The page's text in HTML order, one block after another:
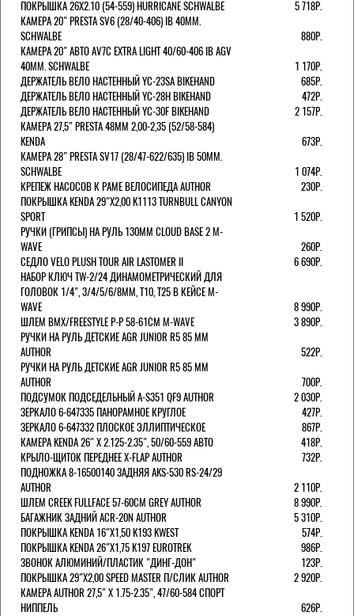
ПОКРЫШКА 26X2.10 (54-559) HURRICANE SCHWALBE
5 718Р.
КАМЕРА 20" PRESTA SV6 (28/40-406) IB 40MM.
SCHWALBE
880Р.
КАМЕРА 20" АВТО AV7C EXTRA LIGHT 40/60-406 IB AGV
40MM. SCHWALBE
1 170Р.
ДЕРЖАТЕЛЬ ВЕЛО НАСТЕННЫЙ YC-23SA BIKEHAND
685Р.
ДЕРЖАТЕЛЬ ВЕЛО НАСТЕННЫЙ YC-28H BIKEHAND
472Р.
ДЕРЖАТЕЛЬ ВЕЛО НАСТЕННЫЙ YC-30F BIKEHAND
2 157Р.
КАМЕРА 27,5" PRESTA 48ММ 2,00-2,35 (52/58-584)
KENDA
673Р.
КАМЕРА 28" PRESTA SV17 (28/47-622/635) IB 50MM.
SCHWALBE
1 074Р.
КРЕПЕЖ НАСОСОВ К РАМЕ ВЕЛОСИПЕДА AUTHOR
230Р.
ПОКРЫШКА KENDA 29"Х2,00 K1113 TURNBULL CANYON
SPORT
1 520Р.
РУЧКИ (ГРИПСЫ) НА РУЛЬ 130ММ CLOUD BASE 2 M-
WAVE
260Р.
СЕДЛО VELO PLUSH TOUR AIR LASTOMER II
6 690Р.
НАБОР КЛЮЧ TW-2/24 ДИНАМОМЕТРИЧЕСКИЙ ДЛЯ
ГОЛОВОК 1/4", 3/4/5/6/8ММ, T10, T25 В КЕЙСЕ M-
WAVE
8 990Р.
ШЛЕМ ВМХ/FREESTYLE Р-Р 58-61СМ M-WAVE
3 890Р.
РУЧКИ НА РУЛЬ ДЕТСКИЕ AGR JUNIOR R5 85 ММ
AUTHOR
522Р.
РУЧКИ НА РУЛЬ ДЕТСКИЕ AGR JUNIOR R5 85 ММ
AUTHOR
700Р.
ПОДСУМОК ПОДСЕДЕЛЬНЫЙ A-S351 QF9 AUTHOR
2 030Р.
ЗЕРКАЛО 6-647335 ПАНОРАМНОЕ КРУГЛОЕ
427Р.
ЗЕРКАЛО 6-647332 ПЛОСКОЕ ЭЛЛИПТИЧЕСКОЕ
867Р.
КАМЕРА KENDA 26" Х 2.125-2.35", 50/60-559 АВТО
418Р.
КРЫЛО-ЩИТОК ПЕРЕДНЕЕ X-FLAP AUTHOR
732Р.
ПОДНОЖКА 8-16500140 ЗАДНЯЯ AKS-530 RS-24/29
AUTHOR
2 110Р.
ШЛЕМ CREEK FULLFACE 57-60СМ GREY AUTHOR
8 990Р.
БАГАЖНИК ЗАДНИЙ ACR-20N AUTHOR
5 310Р.
ПОКРЫШКА KENDA 16"Х1,50 K193 KWEST
574Р.
ПОКРЫШКА KENDA 26"Х1,75 K197 EUROTREK
986Р.
ЗВОНОК АЛЮМИНИЙ/ПЛАСТИК "ДИНГ-ДОН"
123Р.
ПОКРЫШКА 29"Х2,00 SPEED MASTER П/СЛИК AUTHOR
2 920Р.
КАМЕРА AUTHOR 27,5" Х 1.75-2.35", 47/60-584 СПОРТ
НИППЕЛЬ
626Р.